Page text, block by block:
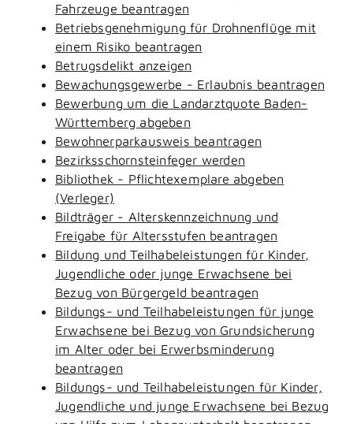
Fahrzeuge beantragen
Betriebsgenehmigung für Drohnenflüge mit
einem Risiko beantragen
Betrugsdelikt anzeigen
Bewachungsgewerbe - Erlaubnis beantragen
Bewerbung um die Landarztquote Baden-
Württemberg abgeben
Bewohnerparkausweis beantragen
Bezirksschornsteinfeger werden
Bibliothek - Pflichtexemplare abgeben
(Verleger)
Bildträger - Alterskennzeichnung und
Freigabe für Altersstufen beantragen
Bildung und Teilhabeleistungen für Kinder,
Jugendliche oder junge Erwachsene bei
Bezug von Bürgergeld beantragen
Bildungs- und Teilhabeleistungen für junge
Erwachsene bei Bezug von Grundsicherung
im Alter oder bei Erwerbsminderung
beantragen
Bildungs- und Teilhabeleistungen für Kinder,
Jugendliche und junge Erwachsene bei Bezug